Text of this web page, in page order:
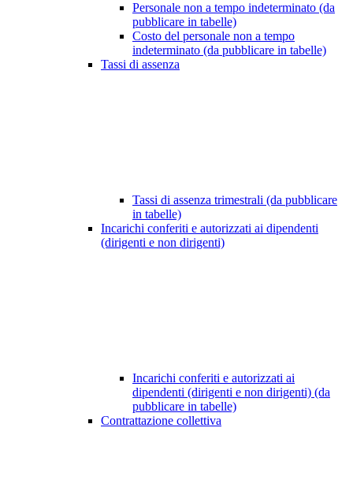
Personale non a tempo indeterminato (da
pubblicare in tabelle)
Costo del personale non a tempo
indeterminato (da pubblicare in tabelle)
Tassi di assenza
Tassi di assenza trimestrali (da pubblicare
in tabelle)
Incarichi conferiti e autorizzati ai dipendenti
(dirigenti e non dirigenti)
Incarichi conferiti e autorizzati ai
dipendenti (dirigenti e non dirigenti) (da
pubblicare in tabelle)
Contrattazione collettiva